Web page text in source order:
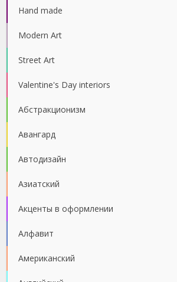
Hand made
Modern Art
Street Art
Valentine's Day interiors
Абстракционизм
Авангард
Автодизайн
Азиатский
Акценты в оформлении
Алфавит
Американский